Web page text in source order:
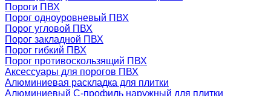
Пороги ПВХ
Порог одноуровневый ПВХ
Порог угловой ПВХ
Порог закладной ПВХ
Порог гибкий ПВХ
Порог противоскользящий ПВХ
Аксессуары для порогов ПВХ
Алюминиевая раскладка для плитки
Алюминиевый С-профиль наружный для плитки